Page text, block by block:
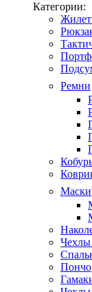
Категории:
Ремни
Пончо